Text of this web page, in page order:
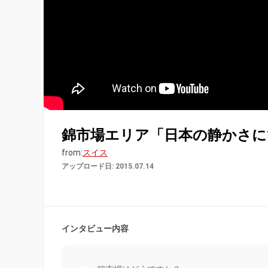
錦市場エリア「日本の静かさに
from:スイス
アップロード日: 2015.07.14
インタビュー内容